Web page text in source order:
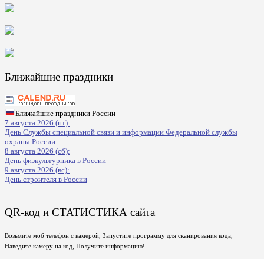
Ближайшие праздники
Ближайшие праздники России
7 августа 2026 (пт):
День Службы специальной связи и информации Федеральной службы
охраны России
8 августа 2026 (сб):
День физкультурника в России
9 августа 2026 (вс):
День строителя в России
QR-код и СТАТИСТИКА сайта
Возьмите моб телефон с камерой, Запустите программу для сканирования кода,
Наведите камеру на код, Получите информацию!